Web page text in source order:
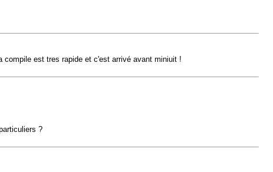
est tres rapide et c'est arrivé avant miniuit !
?